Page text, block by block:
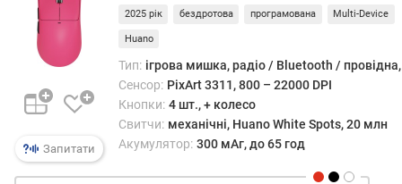
н
о
о
г
Запитати
2025 рік бездротова програмована Multi-Device
Huano
Тип: ігрова мишка, радіо / Bluetooth / провідна,
Сенсор: PixArt 3311, 800 – 22000 DPI
Кнопки: 4 шт., + колесо
Свитчи: механічні, Huano White Spots, 20 млн
Акумулятор: 300 мАг, до 65 год